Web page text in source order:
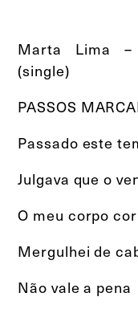
Marta Lima –
(single)
PASSOS
Passado este
Julgava que o
O meu corpo
Mergulhei de
Não vale a pena